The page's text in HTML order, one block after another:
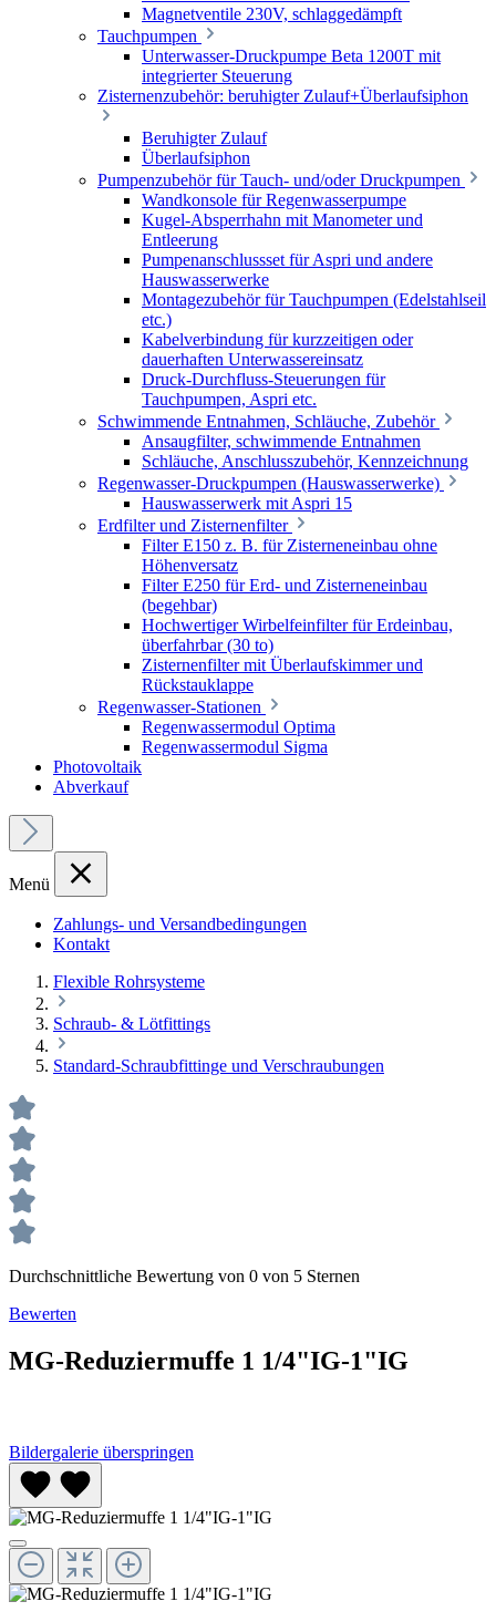
Magnetventile 230V, schlaggedämpft
Tauchpumpen
Unterwasser-Druckpumpe Beta 1200T mit
integrierter Steuerung
Zisternenzubehör: beruhigter Zulauf+Überlaufsiphon
Beruhigter Zulauf
Überlaufsiphon
Pumpenzubehör für Tauch- und/oder Druckpumpen
Wandkonsole für Regenwasserpumpe
Kugel-Absperrhahn mit Manometer und
Entleerung
Pumpenanschlussset für Aspri und andere
Hauswasserwerke
Montagezubehör für Tauchpumpen (Edelstahlseil
etc.)
Kabelverbindung für kurzzeitigen oder
dauerhaften Unterwassereinsatz
Druck-Durchfluss-Steuerungen für
Tauchpumpen, Aspri etc.
Schwimmende Entnahmen, Schläuche, Zubehör
Ansaugfilter, schwimmende Entnahmen
Schläuche, Anschlusszubehör, Kennzeichnung
Regenwasser-Druckpumpen (Hauswasserwerke)
Hauswasserwerk mit Aspri 15
Erdfilter und Zisternenfilter
Filter E150 z. B. für Zisterneneinbau ohne
Höhenversatz
Filter E250 für Erd- und Zisterneneinbau
(begehbar)
Hochwertiger Wirbelfeinfilter für Erdeinbau,
überfahrbar (30 to)
Zisternenfilter mit Überlaufskimmer und
Rückstauklappe
Regenwasser-Stationen
Regenwassermodul Optima
Regenwassermodul Sigma
Photovoltaik
Abverkauf
Menü
Zahlungs- und Versandbedingungen
Kontakt
Flexible Rohrsysteme
Schraub- & Lötfittings
Standard-Schraubfittinge und Verschraubungen
Durchschnittliche Bewertung von 0 von 5 Sternen
Bewerten
MG-Reduziermuffe 1 1/4"IG-1"IG
Bildergalerie überspringen